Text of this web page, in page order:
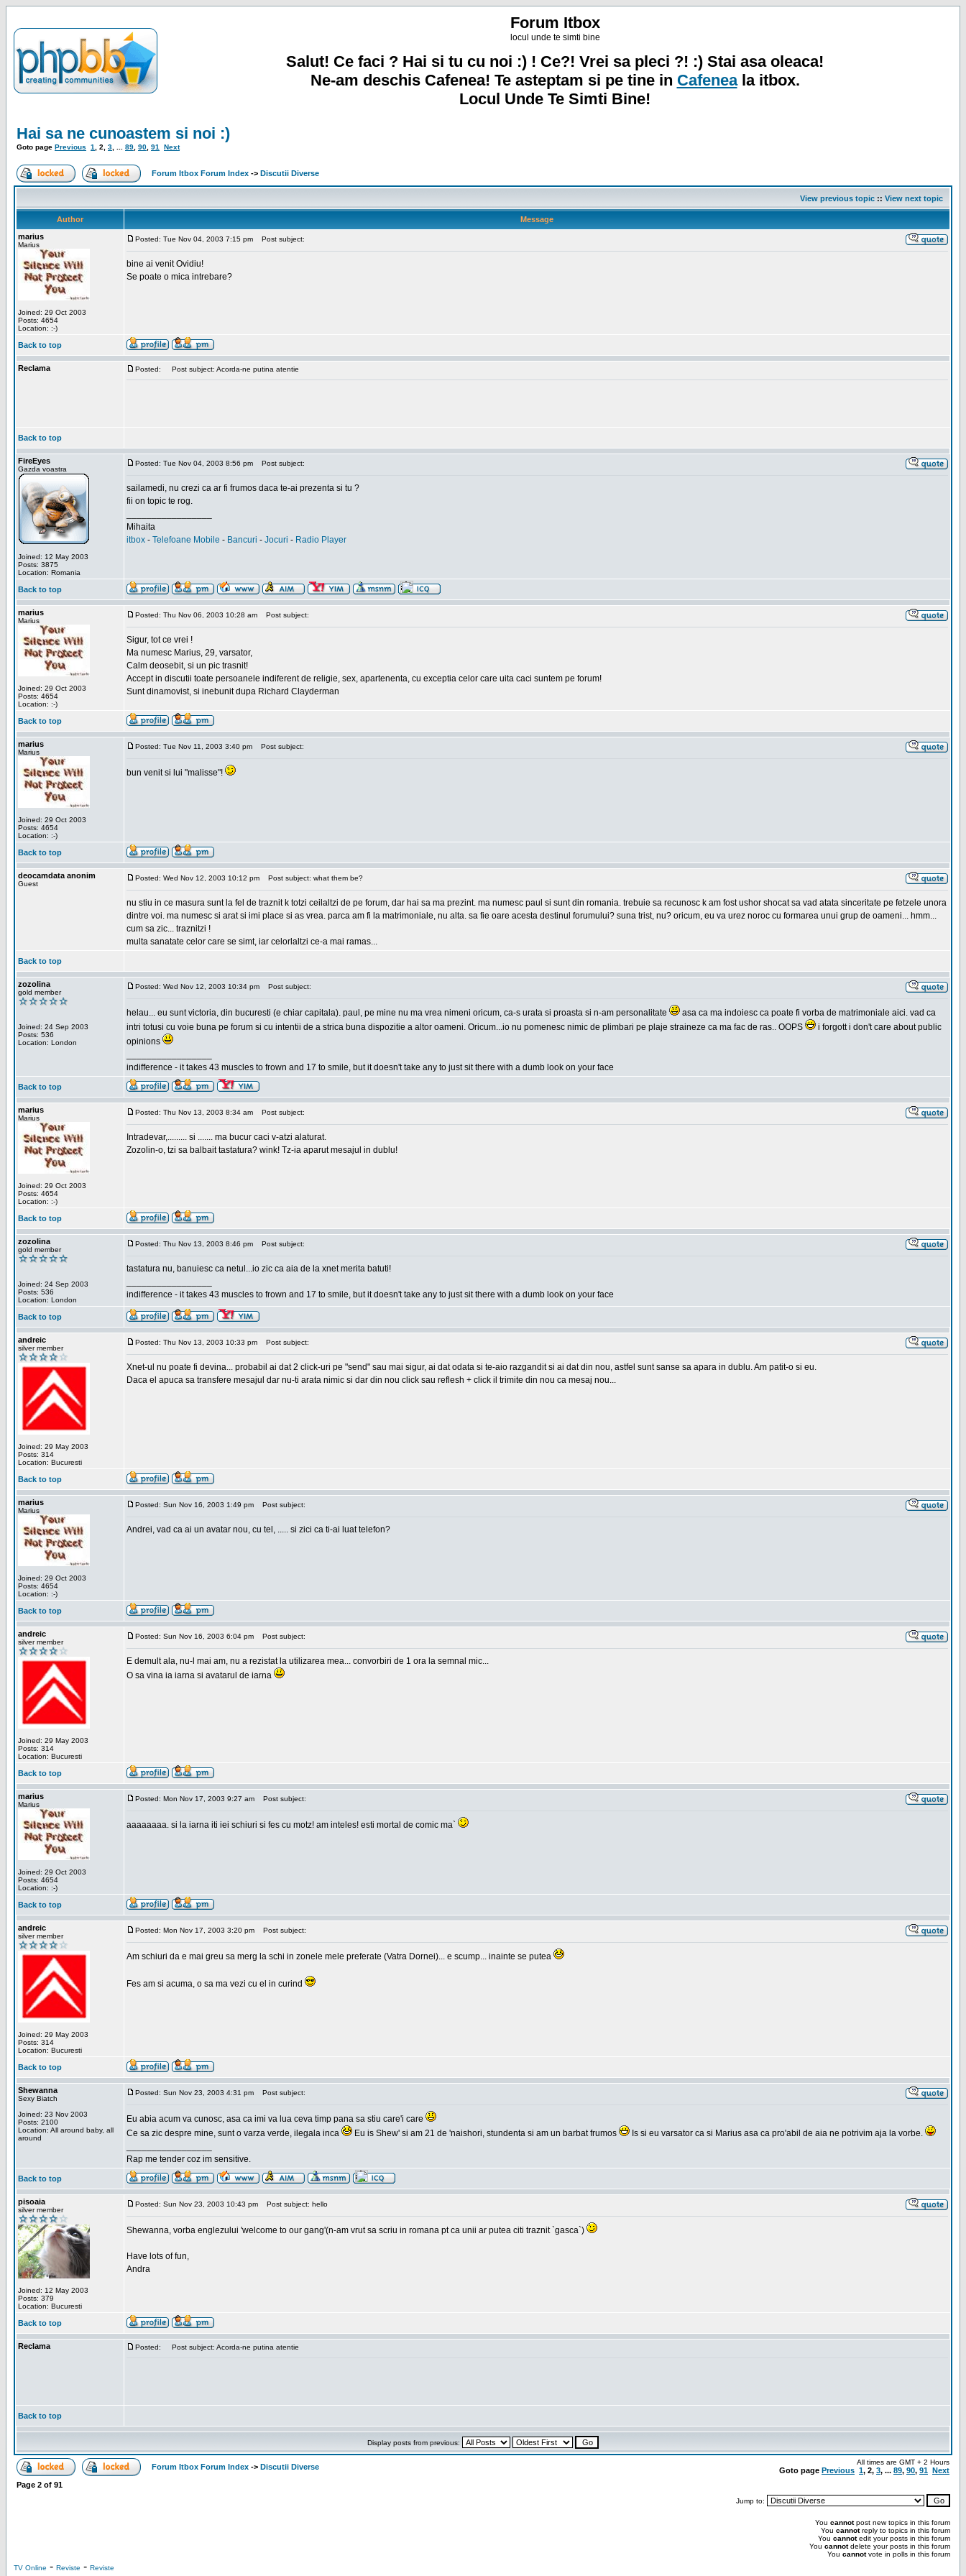
Forum Itbox
locul unde te simti bine
Salut! Ce faci ? Hai si tu cu noi :) ! Ce?! Vrei sa pleci ?! :) Stai asa oleaca!
Ne-am deschis Cafenea! Te asteptam si pe tine in Cafeneala itbox.
Locul Unde Te Simti Bine!
Hai sa ne cunoastem si noi :)
Goto page Previous 1 2 3 89 90 91 Next
Forum Itbox Forum Index -> Discutii Diverse
View previous topic :: View next topic
Author
Message
marius
Marius
Joined: 29 Oct 2003
Posts: 4654
Location: :-)
Posted: Tue Nov 04, 2003 7:15 pm Post subject:
bine ai venit Ovidiu!
Se poate o mica intrebare?
Back to top
Reclama Posted: Post subject: Acorda-ne putina atentie
Back to top
FireEyes
Gazda voastra
Joined: 12 May 2003
Posts: 3875
Location: Romania
Posted: Tue Nov 04, 2003 8:56 pm Post subject:
sailamedi, nu crezi ca ar fi frumos daca te-ai prezenta si tu ?
fii on topic te rog.
Mihaita
itbox - Telefoane Mobile - Bancuri - Jocuri - Radio Player
Back to top
marius
Marius
Joined: 29 Oct 2003
Posts: 4654
Location: :-)
Posted: Thu Nov 06, 2003 10:28 am Post subject:
Sigur, tot ce vrei !
Ma numesc Marius, 29, varsator,
Calm deosebit, si un pic trasnit!
Accept in discutii toate persoanele indiferent de religie, sex, apartenenta, cu exceptia celor care uita caci suntem pe forum!
Sunt dinamovist, si inebunit dupa Richard Clayderman
Back to top
marius
Marius
Joined: 29 Oct 2003
Posts: 4654
Location: :-)
Posted: Tue Nov 11, 2003 3:40 pm Post subject:
bun venit si lui "malisse"!
Back to top
deocamdata anonim
Guest
Posted: Wed Nov 12, 2003 10:12 pm Post subject: what them be?
nu stiu in ce masura sunt la fel de traznit k totzi ceilaltzi de pe forum, dar hai sa ma prezint. ma numesc paul si sunt din romania. trebuie sa recunosc k am fost ushor shocat sa vad atata sinceritate pe fetzele unora
dintre voi. ma numesc si arat si imi place si as vrea. parca am fi la matrimoniale, nu alta. sa fie oare acesta destinul forumului? suna trist, nu? oricum, eu va urez noroc cu formarea unui grup de oameni... hmm...
cum sa zic... traznitzi !
multa sanatate celor care se simt, iar celorlaltzi ce-a mai ramas...
Back to top
zozolina
gold member
Joined: 24 Sep 2003
Posts: 536
Location: London
Posted: Wed Nov 12, 2003 10:34 pm Post subject:
helau... eu sunt victoria, din bucuresti (e chiar capitala). paul, pe mine nu ma vrea nimeni oricum, ca-s urata si proasta si n-am personalitate
asa ca ma indoiesc ca poate fi vorba de matrimoniale aici. vad ca
intri totusi cu voie buna pe forum si cu intentii de a strica buna dispozitie a altor oameni. Oricum...io nu pomenesc nimic de plimbari pe plaje straineze ca ma fac de ras.. OOPS
i forgott i don't care about public
opinions
indifference - it takes 43 muscles to frown and 17 to smile, but it doesn't take any to just sit there with a dumb look on your face
Back to top
marius
Marius
Joined: 29 Oct 2003
Posts: 4654
Location: :-)
Posted: Thu Nov 13, 2003 8:34 am Post subject:
Intradevar,......... si ....... ma bucur caci v-atzi alaturat.
Zozolin-o, tzi sa balbait tastatura? wink! Tz-ia aparut mesajul in dublu!
Back to top
zozolina
gold member
Joined: 24 Sep 2003
Posts: 536
Location: London
Posted: Thu Nov 13, 2003 8:46 pm Post subject:
tastatura nu, banuiesc ca netul...io zic ca aia de la xnet merita batuti!
indifference - it takes 43 muscles to frown and 17 to smile, but it doesn't take any to just sit there with a dumb look on your face
Back to top
andreic
silver member
Joined: 29 May 2003
Posts: 314
Location: Bucuresti
Posted: Thu Nov 13, 2003 10:33 pm Post subject:
Xnet-ul nu poate fi devina... probabil ai dat 2 click-uri pe "send" sau mai sigur, ai dat odata si te-aio razgandit si ai dat din nou, astfel sunt sanse sa apara in dublu. Am patit-o si eu.
Daca el apuca sa transfere mesajul dar nu-ti arata nimic si dar din nou click sau reflesh + click il trimite din nou ca mesaj nou...
Back to top
marius
Marius
Joined: 29 Oct 2003
Posts: 4654
Location: :-)
Posted: Sun Nov 16, 2003 1:49 pm Post subject:
Andrei, vad ca ai un avatar nou, cu tel, ..... si zici ca ti-ai luat telefon?
Back to top
andreic
silver member
Joined: 29 May 2003
Posts: 314
Location: Bucuresti
Posted: Sun Nov 16, 2003 6:04 pm Post subject:
E demult ala, nu-l mai am, nu a rezistat la utilizarea mea... convorbiri de 1 ora la semnal mic...
O sa vina ia iarna si avatarul de iarna
Back to top
marius
Marius
Joined: 29 Oct 2003
Posts: 4654
Location: :-)
Posted: Mon Nov 17, 2003 9:27 am Post subject:
aaaaaaaa. si la iarna iti iei schiuri si fes cu motz! am inteles! esti mortal de comic ma`
Back to top
andreic
silver member
Joined: 29 May 2003
Posts: 314
Location: Bucuresti
Posted: Mon Nov 17, 2003 3:20 pm Post subject:
Am schiuri da e mai greu sa merg la schi in zonele mele preferate (Vatra Dornei)... e scump... inainte se putea
Fes am si acuma, o sa ma vezi cu el in curind
Back to top
Shewanna
Sexy Biatch
Joined: 23 Nov 2003
Posts: 2100
Location: All around baby, all
around
Posted: Sun Nov 23, 2003 4:31 pm Post subject:
Eu abia acum va cunosc, asa ca imi va lua ceva timp pana sa stiu care'i care
Ce sa zic despre mine, sunt o varza verde, ilegala inca
Eu is Shew' si am 21 de 'naishori, stundenta si am un barbat frumos
Is si eu varsator ca si Marius asa ca pro'abil de aia ne potrivim aja la vorbe.
Rap me tender coz im sensitive.
Back to top
pisoaia
silver member
Joined: 12 May 2003
Posts: 379
Location: Bucuresti
Posted: Sun Nov 23, 2003 10:43 pm Post subject: hello
Shewanna, vorba englezului 'welcome to our gang'(n-am vrut sa scriu in romana pt ca unii ar putea citi traznit `gasca`)
Have lots of fun,
Andra
Back to top
Reclama Posted: Post subject: Acorda-ne putina atentie
Back to top
Display posts from previous:
Forum Itbox Forum Index -> Discutii Diverse
All times are GMT + 2 Hours
Goto page Previous 1, 2, 3, ... 89, 90, 91 Next
Page 2 of 91
Jump to:
You cannotpost new topics in this forum
You cannotreply to topics in this forum
You cannotedit your posts in this forum
You cannotdelete your posts in this forum
You cannotvote in polls in this forum
TV Online - Reviste - Reviste